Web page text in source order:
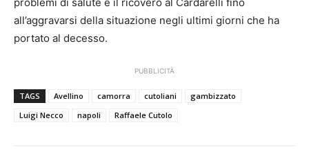
all’aggravarsi della situazione negli ultimi giorni che ha
portato al decesso.
PUBBLICITÀ
TAGS Avellino camorra cutoliani
gambizzato
Luigi Necco
napoli Raffaele Cutolo